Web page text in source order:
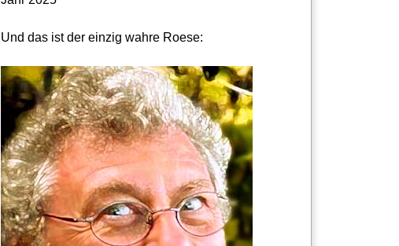
Und das ist der einzig wahre Roese: